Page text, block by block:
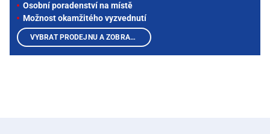
Osobní poradenství na místě
Možnost okamžitého vyzvednutí
VYBRAT PRODEJNU A ZOBRAZIT PRODUKTY